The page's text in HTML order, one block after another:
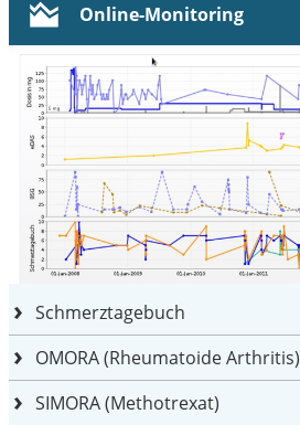
Online-Monitoring
Schmerztagebuch
OMORA (Rheumatoide Arthritis)
SIMORA (Methotrexat)